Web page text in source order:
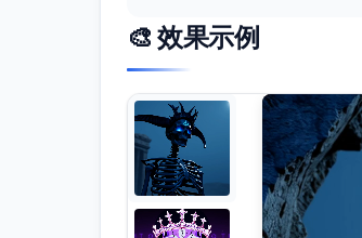
🎨 效果示例